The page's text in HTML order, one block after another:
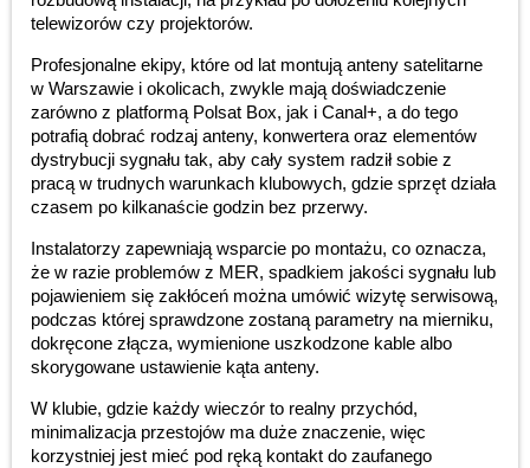
telewizorów czy projektorów.
Profesjonalne ekipy, które od lat montują anteny satelitarne
w Warszawie i okolicach, zwykle mają doświadczenie
zarówno z platformą Polsat Box, jak i Canal+, a do tego
potrafią dobrać rodzaj anteny, konwertera oraz elementów
dystrybucji sygnału tak, aby cały system radził sobie z
pracą w trudnych warunkach klubowych, gdzie sprzęt działa
czasem po kilkanaście godzin bez przerwy.
Instalatorzy zapewniają wsparcie po montażu, co oznacza,
że w razie problemów z MER, spadkiem jakości sygnału lub
pojawieniem się zakłóceń można umówić wizytę serwisową,
podczas której sprawdzone zostaną parametry na mierniku,
dokręcone złącza, wymienione uszkodzone kable albo
skorygowane ustawienie kąta anteny.
W klubie, gdzie każdy wieczór to realny przychód,
minimalizacja przestojów ma duże znaczenie, więc
korzystniej jest mieć pod ręką kontakt do zaufanego